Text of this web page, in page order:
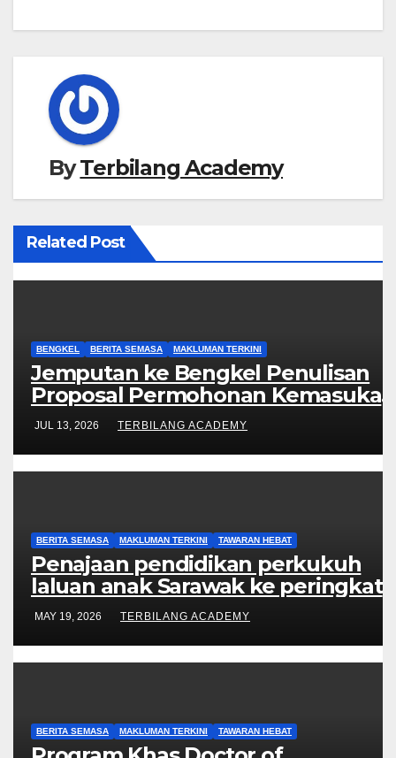
ByTerbilang Academy
Related Post
BENGKEL BERITA SEMASA MAKLUMAN TERKINI
Jemputan ke Bengkel Penulisan
Proposal Permohonan Kemasukan
Program Khas Doktor Falsafah
(PhD).
JUL 13, 2026 TERBILANG ACADEMY
BERITA SEMASA MAKLUMAN TERKINI TAWARAN HEBAT
Penajaan pendidikan perkukuh
laluan anak Sarawak ke peringkat
Sarjana, PhD
MAY 19, 2026 TERBILANG ACADEMY
BERITA SEMASA MAKLUMAN TERKINI TAWARAN HEBAT